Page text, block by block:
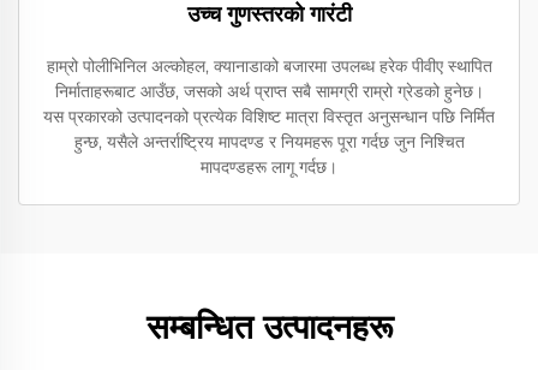
उच्च गुणस्तरको गारंटी
हाम्रो पोलीभिनिल अल्कोहल, क्यानाडाको बजारमा उपलब्ध हरेक पीवीए स्थापित
निर्माताहरूबाट आउँछ, जसको अर्थ प्राप्त सबै सामग्री राम्रो ग्रेडको हुनेछ।
यस प्रकारको उत्पादनको प्रत्येक विशिष्ट मात्रा विस्तृत अनुसन्धान पछि निर्मित
हुन्छ, यसैले अन्तर्राष्ट्रिय मापदण्ड र नियमहरू पूरा गर्दछ जुन निश्चित
मापदण्डहरू लागू गर्दछ।
सम्बन्धित उत्पादनहरू